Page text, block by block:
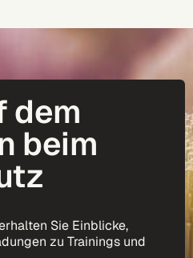
dem
beim
Sie Einblicke,
zu Trainings und